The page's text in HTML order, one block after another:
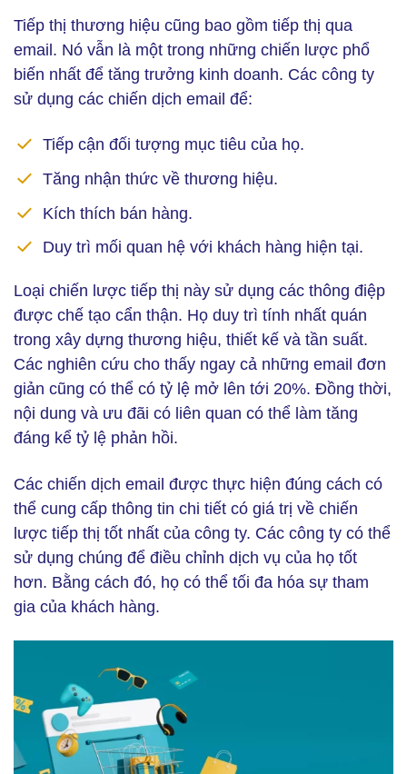
Tiếp thị thương hiệu cũng bao gồm tiếp thị qua
email. Nó vẫn là một trong những chiến lược phổ
biến nhất để tăng trưởng kinh doanh. Các công ty
sử dụng các chiến dịch email để:
Tiếp cận đối tượng mục tiêu của họ.
Tăng nhận thức về thương hiệu.
Kích thích bán hàng.
Duy trì mối quan hệ với khách hàng hiện tại.
Loại chiến lược tiếp thị này sử dụng các thông điệp
được chế tạo cẩn thận. Họ duy trì tính nhất quán
trong xây dựng thương hiệu, thiết kế và tần suất.
Các nghiên cứu cho thấy ngay cả những email đơn
giản cũng có thể có tỷ lệ mở lên tới 20%. Đồng thời,
nội dung và ưu đãi có liên quan có thể làm tăng
đáng kể tỷ lệ phản hồi.
Các chiến dịch email được thực hiện đúng cách có
thể cung cấp thông tin chi tiết có giá trị về chiến
lược tiếp thị tốt nhất của công ty. Các công ty có thể
sử dụng chúng để điều chỉnh dịch vụ của họ tốt
hơn. Bằng cách đó, họ có thể tối đa hóa sự tham
gia của khách hàng.